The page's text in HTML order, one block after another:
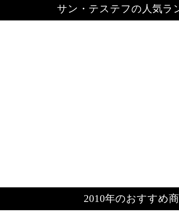
サン・テステフの人気ラ
2010年のおすすめ